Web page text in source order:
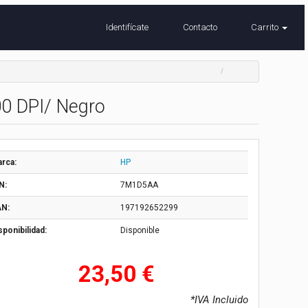
Identifícate Contacto Carrito
DPI/ Negro
HP
7M1D5AA
197192652299
Disponible
23,50 €
*IVA Incluido